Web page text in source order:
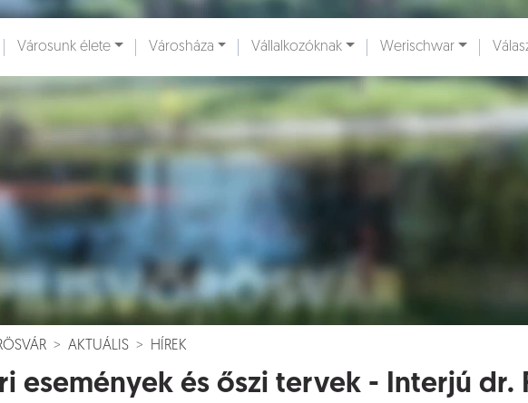
Városunk élete Városháza Vállalkozóknak Werischwar
AKTUÁLIS HÍREK
események és őszi tervek - Interjú dr.
[ ]